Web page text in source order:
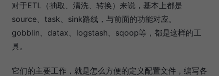
对于ETL（抽取、清洗、转换）来说，基本上都是
source、task、sink路线，与前面的功能对应。
gobblin、datax、logstash、sqoop等，都是这样的工
具。
它们的主要工作，就是怎么方便的定义配置文件，编写各